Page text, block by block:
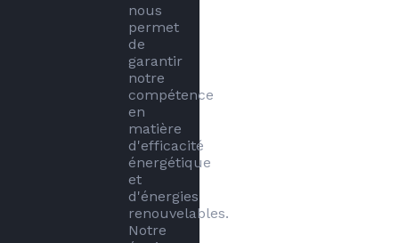
nous
permet
de
garantir
notre
compétence
en
matière
d'efficacité
énergétique
et
d'énergies
renouvelables.
Notre